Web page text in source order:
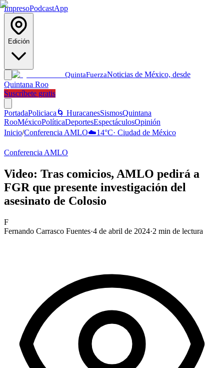
ImpresoPodcastApp
Edición
QuintaFuerzaNoticias de México, desde
Quintana Roo
Suscríbete gratis
PortadaPoliciaca 🌀 HuracanesSismosQuintana
RooMéxicoPolíticaDeportesEspectáculosOpinión
Inicio/Conferencia AMLO☁️14°C· Ciudad de México
Conferencia AMLO
Video: Tras comicios, AMLO pedirá a
FGR que presente investigación del
asesinato de Colosio
F
Fernando Carrasco Fuentes·4 de abril de 2024·2 min de lectura